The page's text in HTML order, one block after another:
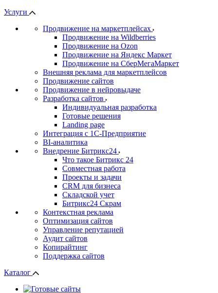
Услуги
Продвижение на маркетплейсах
Продвижение на Wildberries
Продвижение на Ozon
Продвижение на Яндекс Маркет
Продвижение на СберМегаМаркет
Внешняя реклама для маркетплейсов
Продвижение сайтов
Продвижение в нейровыдаче
Разработка сайтов
Индивидуальная разработка
Готовые решения
Landing page
Интеграция с 1С-Предприятие
BI-аналитика
Внедрение Битрикс24
Что такое Битрикс 24
Совместная работа
Проекты и задачи
СRМ для бизнеса
Складской учет
Битрикс24 Скрам
Контекстная реклама
Оптимизация сайтов
Управление репутацией
Аудит сайтов
Копирайтинг
Поддержка сайтов
Каталог